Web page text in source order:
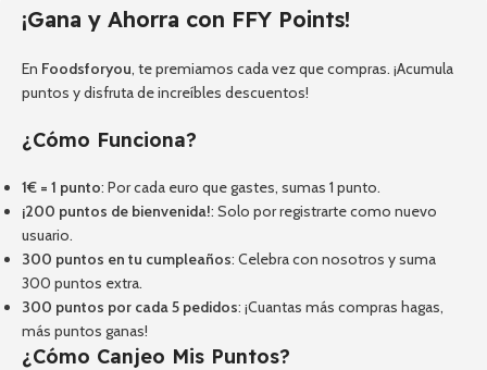
¡Gana y Ahorra con FFY Points!
En Foodsforyou, te premiamos cada vez que compras. ¡Acumula
puntos y disfruta de increíbles descuentos!
¿Cómo Funciona?
1€ = 1 punto: Por cada euro que gastes, sumas 1 punto.
¡200 puntos de bienvenida!: Solo por registrarte como nuevo
usuario.
300 puntos en tu cumpleaños: Celebra con nosotros y suma
300 puntos extra.
300 puntos por cada 5 pedidos: ¡Cuantas más compras hagas,
más puntos ganas!
¿Cómo Canjeo Mis Puntos?